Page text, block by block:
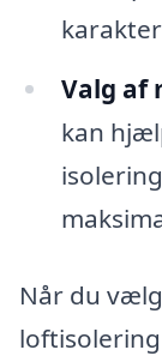
Valg af
kan
Når du